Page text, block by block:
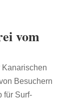
vom
Kanarischen
Besuchern
für Surf-